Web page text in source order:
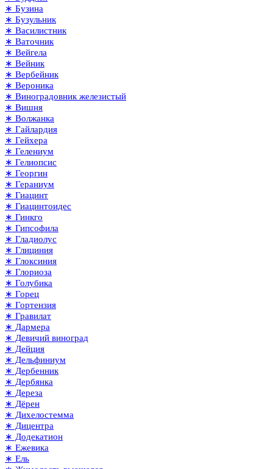
∗ Бузина
∗ Бузульник
∗ Василистник
∗ Ваточник
∗ Вейгела
∗ Вейник
∗ Вербейник
∗ Вероника
∗ Виноградовник железистый
∗ Вишня
∗ Волжанка
∗ Гайлардия
∗ Гейхера
∗ Гелениум
∗ Гелиопсис
∗ Георгин
∗ Гераниум
∗ Гиацинт
∗ Гиацинтоидес
∗ Гинкго
∗ Гипсофила
∗ Гладиолус
∗ Глициния
∗ Глоксиния
∗ Глориоза
∗ Голубика
∗ Горец
∗ Гортензия
∗ Гравилат
∗ Дармера
∗ Девичий виноград
∗ Дейция
∗ Дельфиниум
∗ Дербенник
∗ Дербянка
∗ Дереза
∗ Дёрен
∗ Дихелостемма
∗ Дицентра
∗ Додекатион
∗ Ежевика
∗ Ель